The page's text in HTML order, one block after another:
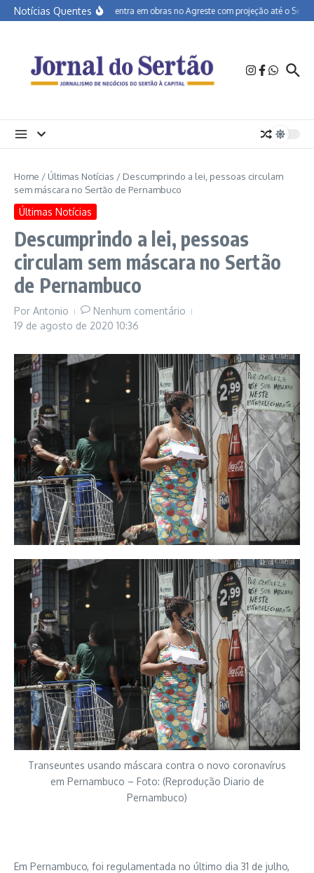
Ir para o conteúdo
Notícias QuentesBR-232 entra em obras no Agreste com projeção até o Sertão
Home / Últimas Notícias / Descumprindo a lei, pessoas circulam
sem máscara no Sertão de Pernambuco
Últimas Notícias
Descumprindo a lei, pessoas
circulam sem máscara no Sertão
de Pernambuco
Por Antonio
Nenhum comentário
19 de agosto de 2020 10:36
Transeuntes usando máscara contra o novo coronavírus
em Pernambuco – Foto: (Reprodução Diario de
Pernambuco)
Em Pernambuco, foi regulamentada no último dia 31 de julho,